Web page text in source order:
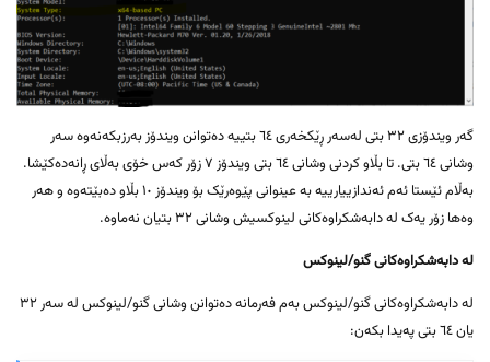
گەر ویندۆزی ٣٢ بتی لەسەر ڕێکخەری ٦٤ بتییە دەتوانن ویندۆز بەرزبکەنەوە سەر
وشانی ٦٤ بتی. تا بڵاو کردنی وشانی ٦٤ بتی ویندۆز ٧ زۆر کەس خۆی بەڵای ڕانەدەکێشا.
بەڵام ئێستا ئەم ئەندازییارییە بە عینوانی پێوەرێک بۆ ویندۆز ١٠ بڵاو دەبێتەوە و هەر
وەها زۆر یەک لە دابەشکراوەکانی لینوکسیش وشانی ٣٢ بتیان نەماوە.
لە دابەشکراوەکانی گنو/لینوکس
لە دابەشکراوەکانی گنو/لینوکس بەم فەرمانە دەتوانن وشانی گنو/لینوکس لە سەر ٣٢
یان ٦٤ بتی پەیدا بکەن: